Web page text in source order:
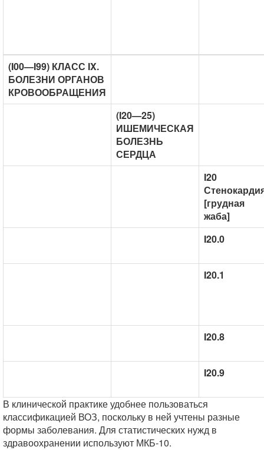
(I00—I99) КЛАСС IX.
БОЛЕЗНИ ОРГАНОВ
КРОВООБРАЩЕНИЯ
(I20—25)
ИШЕМИЧЕСКАЯ
БОЛЕЗНЬ
СЕРДЦА
I20
[грудная
жаба]
I20.0
I20.1
I20.8
I20.9
В клинической практике удобнее пользоваться
классификацией ВОЗ, поскольку в ней учтены разные
формы заболевания. Для статистических нужд в
здравоохранении используют МКБ-10.